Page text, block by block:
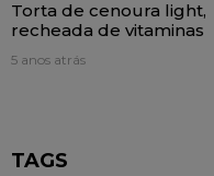
Torta de cenoura light,
recheada de vitaminas
5 anos atrás
TAGS